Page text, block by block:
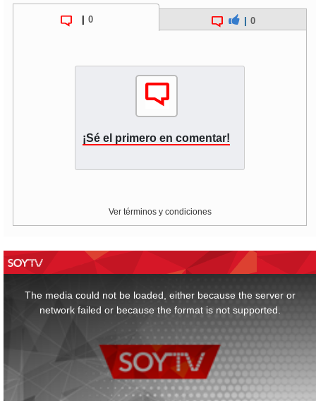
0 0
¡Sé el primero en comentar!
Ver términos y condiciones
The media could not be loaded, either because the server or
network failed or because the format is not supported.